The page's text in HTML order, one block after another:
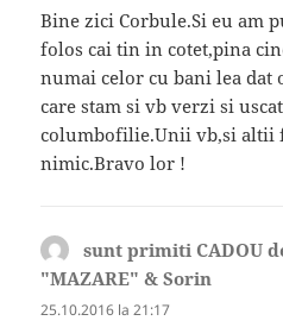
Bine zici Corbule.Si eu am
folos cai tin in cotet,pina
numai celor cu bani lea dat
care stam si vb verzi si
columbofilie.Unii vb,si altii
nimic.Bravo lor !
sunt primiti CADOU
"MAZARE" & Sorin
25.10.2016 la 21:17